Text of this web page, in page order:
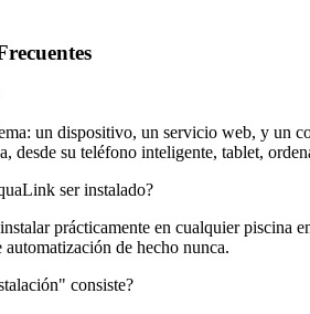
un dispositivo, un servicio web, y un
desde su teléfono inteligente, tablet,
ser instalado?
prácticamente en cualquier piscina
de hecho nunca.
consiste?